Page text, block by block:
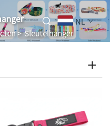
NL
>Sleutelhanger